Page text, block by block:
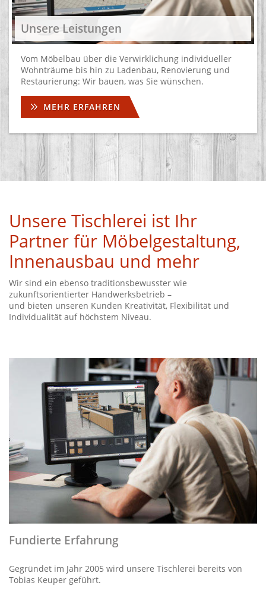
Unsere Leistungen
Vom Möbelbau über die Verwirklichung individueller
Wohnträume bis hin zu Ladenbau, Renovierung und
Restaurierung: Wir bauen, was Sie wünschen.
MEHR ERFAHREN
Unsere Tischlerei ist Ihr
Partner für Möbelgestaltung,
Innenausbau und mehr
Wir sind ein ebenso traditionsbewusster wie
zukunftsorientierter Handwerksbetrieb –
und bieten unseren Kunden Kreativität, Flexibilität und
Individualität auf höchstem Niveau.
Fundierte Erfahrung
Gegründet im Jahr 2005 wird unsere Tischlerei bereits von
Tobias Keuper geführt.